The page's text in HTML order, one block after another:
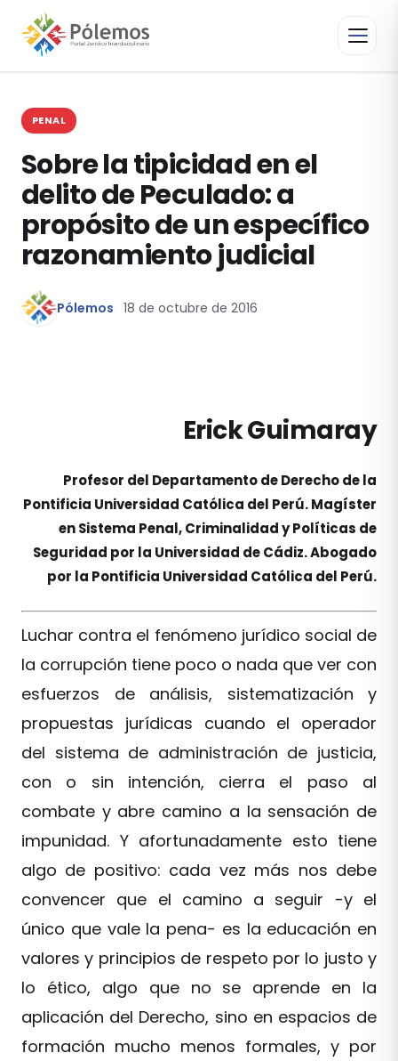
PENAL
Sobre la tipicidad en el
delito de Peculado: a
propósito de un específico
razonamiento judicial
Pólemos 18 de octubre de 2016
Erick Guimaray
Profesor del Departamento de Derecho de la
Pontificia Universidad Católica del Perú. Magíster
en Sistema Penal, Criminalidad y Políticas de
Seguridad por la Universidad de Cádiz. Abogado
por la Pontificia Universidad Católica del Perú.
Luchar contra el fenómeno jurídico social de
la corrupción tiene poco o nada que ver con
esfuerzos de análisis, sistematización y
propuestas jurídicas cuando el operador
del sistema de administración de justicia,
con o sin intención, cierra el paso al
combate y abre camino a la sensación de
impunidad. Y afortunadamente esto tiene
algo de positivo: cada vez más nos debe
convencer que el camino a seguir -y el
único que vale la pena- es la educación en
valores y principios de respeto por lo justo y
lo ético, algo que no se aprende en la
aplicación del Derecho, sino en espacios de
formación mucho menos formales, y por